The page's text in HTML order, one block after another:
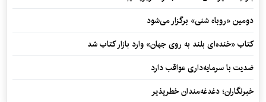
دومین «روباه شنی» برگزار می‌شود
کتاب «خنده‌ای بلند به روی جهان» وارد بازار کتاب شد
ضدیت با سرمایه‌داری عواقب دارد
خبرنگاران؛ دغدغه‌مندان خطرپذیر